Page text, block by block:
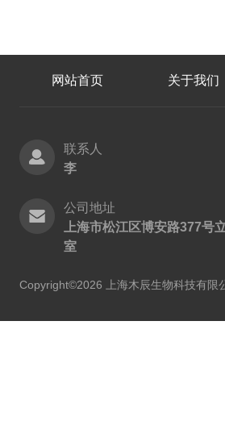
网站首页 关于我们
联系人
李
公司地址
上海市松江区博安路377号
室
Copyright©2026 上海木辰生物科技有